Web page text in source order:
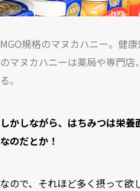
MGO規格のマヌカハニー。健
のマヌカハニーは薬局や専門
る。
しかしながら、はちみつは栄
なのだとか！
なので、それほど多く摂って欲